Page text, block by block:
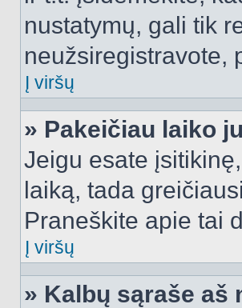
nustatymų, gali tik
neužsiregistravote,
Į viršų
» Pakeičiau laiko
Jeigu esate
laiką, tada
Praneškite apie tai
Į viršų
» Kalbų sąraše aš